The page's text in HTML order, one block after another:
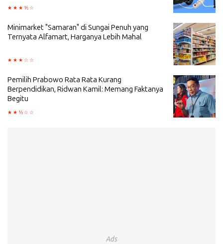
Minimarket "Samaran" di Sungai Penuh yang
Ternyata Alfamart, Harganya Lebih Mahal
Pemilih Prabowo Rata Rata Kurang
Berpendidikan, Ridwan Kamil: Memang Faktanya
Begitu
Ads